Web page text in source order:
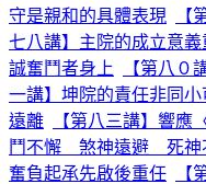
守是親和的具體表現
【
七八講】主院的成立意義
誠奮鬥者身上
【第八０
一講】坤院的責任非同小
遠離
【第八三講】響應
鬥不懈 煞神遠避 死神
奮負起承先啟後重任
【